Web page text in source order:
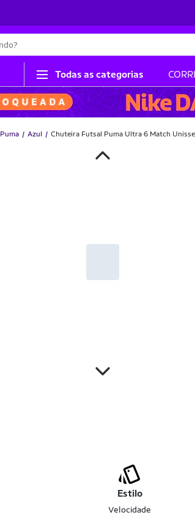
Todas as categorias
Puma Azul Chuteira Futsal Puma Ultra 6 Match
Estilo
Velocidade